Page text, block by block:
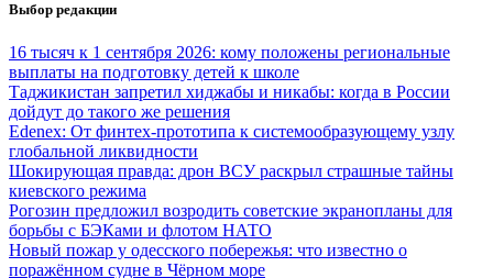
Выбор редакции
16 тысяч к 1 сентября 2026: кому положены региональные
выплаты на подготовку детей к школе
Таджикистан запретил хиджабы и никабы: когда в России
дойдут до такого же решения
Edenex: От финтех-прототипа к системообразующему узлу
глобальной ликвидности
Шокирующая правда: дрон ВСУ раскрыл страшные тайны
киевского режима
Рогозин предложил возродить советские экранопланы для
борьбы с БЭКами и флотом НАТО
Новый пожар у одесского побережья: что известно о
поражённом судне в Чёрном море